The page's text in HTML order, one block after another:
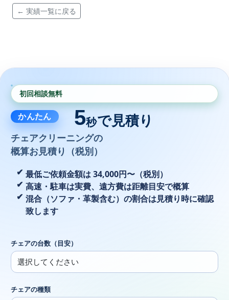
← 実績一覧に戻る
初回相談無料
かんたん 5秒で見積り
チェアクリーニングの
概算お見積り（税別）
最低ご依頼金額は 34,000円〜（税別）
高速・駐車は実費、遠方費は距離目安で概算
混合（ソファ・革製含む）の割合は見積り時に確認
致します
チェアの台数（目安）
チェアの種類